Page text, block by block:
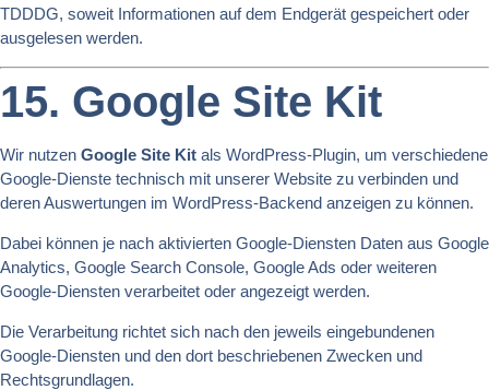
TDDDG, soweit Informationen auf dem Endgerät gespeichert oder
ausgelesen werden.
15. Google Site Kit
Wir nutzen Google Site Kit als WordPress-Plugin, um verschiedene
Google-Dienste technisch mit unserer Website zu verbinden und
deren Auswertungen im WordPress-Backend anzeigen zu können.
Dabei können je nach aktivierten Google-Diensten Daten aus Google
Analytics, Google Search Console, Google Ads oder weiteren
Google-Diensten verarbeitet oder angezeigt werden.
Die Verarbeitung richtet sich nach den jeweils eingebundenen
Google-Diensten und den dort beschriebenen Zwecken und
Rechtsgrundlagen.